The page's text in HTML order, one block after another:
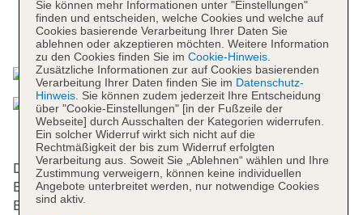
Das bietet Ihre Unterkunft
Das Hotel bietet 20 Nichtraucherzimmer auf 5
Etagen, die mit einem Aufzug erreichbar sind.
Englischsprachiges Personal an der Rezeption im
Sie können mehr Informationen unter "Einstellungen"
finden und entscheiden, welche Cookies und welche auf
Cookies basierende Verarbeitung Ihrer Daten Sie
ablehnen oder akzeptieren möchten. Weitere Information
zu den Cookies finden Sie im Cookie-Hinweis.
Zusätzliche Informationen zur auf Cookies basierenden
Verarbeitung Ihrer Daten finden Sie im Datenschutz-
Hinweis. Sie können zudem jederzeit Ihre Entscheidung
über "Cookie-Einstellungen" [in der Fußzeile der
Webseite] durch Ausschalten der Kategorien widerrufen.
Ein solcher Widerruf wirkt sich nicht auf die
Rechtmäßigkeit der bis zum Widerruf erfolgten
Verarbeitung aus. Soweit Sie „Ablehnen“ wählen und Ihre
Zustimmung verweigern, können keine individuellen
Angebote unterbreitet werden, nur notwendige Cookies
sind aktiv.